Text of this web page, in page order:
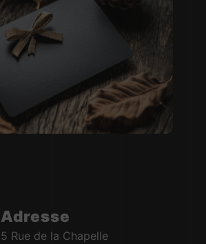
Adresse
5 Rue de la Chapelle